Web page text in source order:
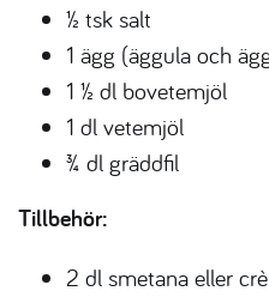
½ tsk salt
1 ägg (äggula och
1 ½ dl bovetemjöl
1 dl vetemjöl
¾ dl gräddfil
Tillbehör:
2 dl smetana eller